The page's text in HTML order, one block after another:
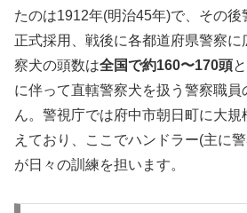
たのは1912年(明治45年)で、その後
正式採用、戦後に各都道府県警察
察犬の頭数は全国で約160〜170頭
に伴って直轄警察犬を扱う警察職
ん。警視庁では府中市朝日町に大
えており、ここでハンドラー(主に
が日々の訓練を担います。